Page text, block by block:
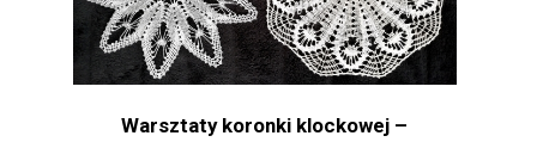
Warsztaty koronki klockowej –